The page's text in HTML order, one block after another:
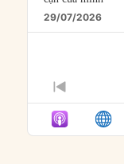
29/07/2026